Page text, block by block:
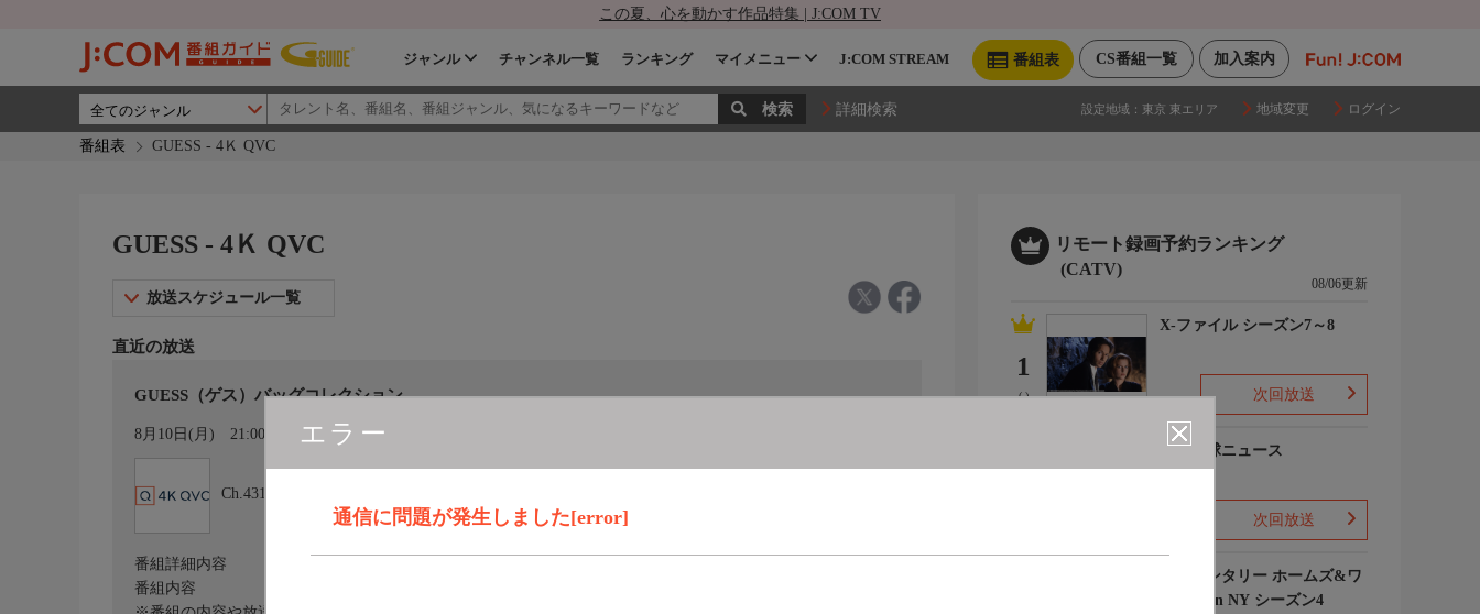
この夏、心を動かす作品特集 | J:COM TV
加入案内
CS番組一覧
番組表
ジャンル チャンネル一覧 ランキング マイメニュー J:COM STREAM
詳細検索 設定地域： 東京 東エリア 地域変更 ログイン
番組表 GUESS - 4Ｋ QVC
エラー
通信に問題が発生しました[error]
GUESS - 4Ｋ QVC
放送スケジュール一覧
直近の放送
GUESS（ゲス）バッグコレクション
8月10日(月) 21:00〜22:00 カレンダー登録
Ch.431
番組詳細内容
番組内容
リモート録画予約ランキング
(CATV)
08/06更新
1
(-)
X-ファイル シーズン7～8
次回放送
プロ野球ニュース
次回放送
エレメンタリー ホームズ&ワ
トソン in NY シーズン4